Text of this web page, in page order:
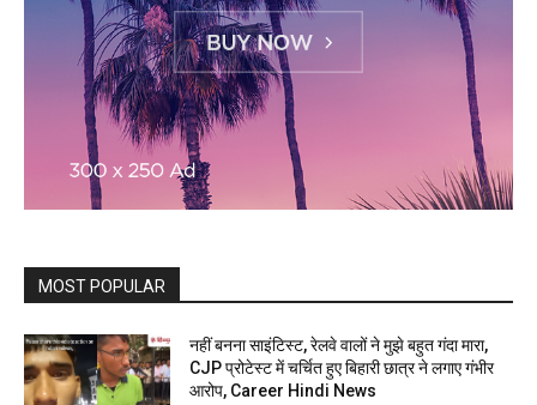
MOST POPULAR
नहीं बनना साइंटिस्ट, रेलवे वालों ने मुझे बहुत गंदा मारा,
CJP प्रोटेस्ट में चर्चित हुए बिहारी छात्र ने लगाए गंभीर
आरोप, Career Hindi News